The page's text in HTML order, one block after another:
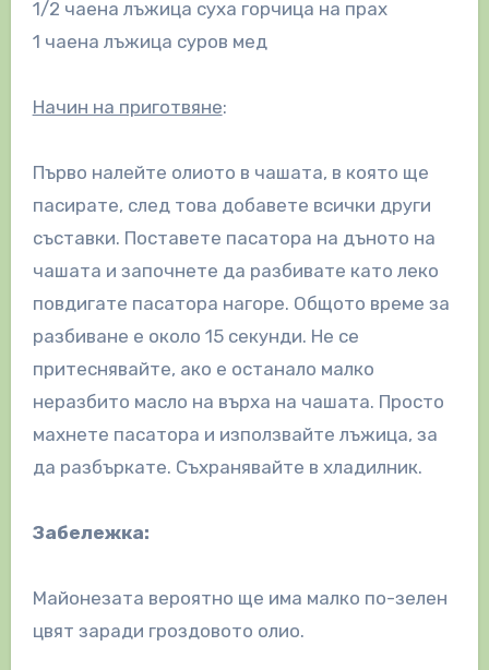
1/2 чаена лъжица суха горчица на прах
1 чаена лъжица суров мед
Начин на приготвяне:
Първо налейте олиото в чашата, в която ще
пасирате, след това добавете всички други
съставки. Поставете пасатора на дъното на
чашата и започнете да разбивате като леко
повдигате пасатора нагоре. Общото време за
разбиване е около 15 секунди. Не се
притеснявайте, ако е останало малко
неразбито масло на върха на чашата. Просто
махнете пасатора и използвайте лъжица, за
да разбъркате. Съхранявайте в хладилник.
Забележка:
Майонезата вероятно ще има малко по-зелен
цвят заради гроздовото олио.